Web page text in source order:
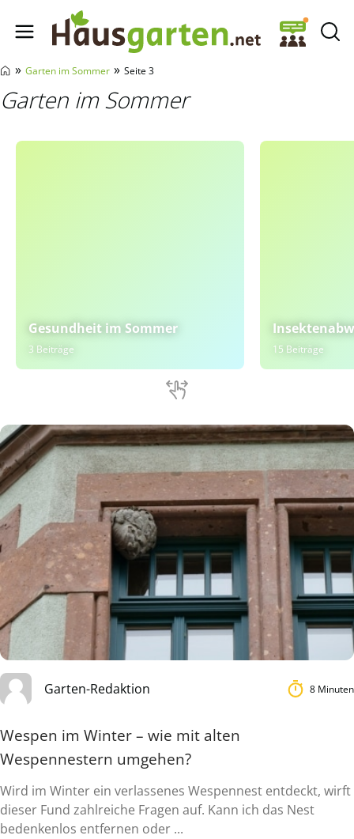
Hausgarten.net
» Garten im Sommer » Seite 3
Garten im Sommer
Gesundheit im Sommer
3 Beiträge 15 Beiträge
Garten-Redaktion 8 Minuten
Wespen im Winter – wie mit alten
Wespennestern umgehen?
Wird im Winter ein verlassenes Wespennest entdeckt, wirft
dieser Fund zahlreiche Fragen auf. Kann ich das Nest
bedenkenlos entfernen oder ...